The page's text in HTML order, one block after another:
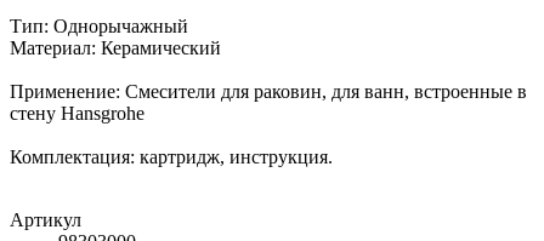
Тип: Однорычажный
Материал: Керамический
Применение: Смесители для раковин, для ванн, встроенные в
стену Hansgrohe
Комплектация: картридж, инструкция.
Артикул